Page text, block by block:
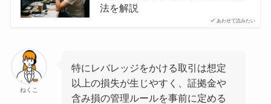
あわせて読みたい
法を解説
ねくこ
特にレバレッジをかける取引は想定
以上の損失が生じやすく、証拠金や
含み損の管理ルールを事前に定める